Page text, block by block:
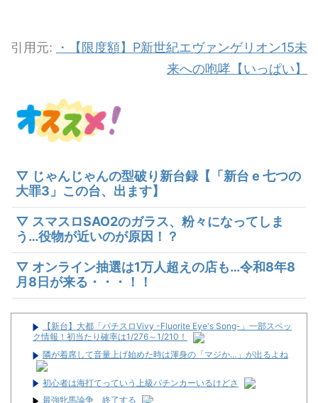
引用元:
・【限度額】P新世紀エヴァンゲリオン15未
来への咆哮【いっぱい】
▽ じゃんじゃんの型破り新台録【「新台 e 七つの
大罪3」この台、出ます】
▽ スマスロSAO2のガラス、粉々になってしま
う…役物が近いのが原因！？
▽ オンライン抽選は1万人超えの店も…令和8年8
月8日が来る・・・！！
【新台】大都「パチスロVivy -Fluorite Eye's Song-」一部スペッ
ク情報！初当たり確率は1/276～1/210！
隣が着席して音量上げ始めた時は渾身の「マジか…」が出るよね
初心者は海打てっていう上級パチンカーいるけどさ
最強牝馬論争 終了する